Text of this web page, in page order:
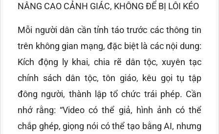
NÂNG CAO CẢNH GIÁC, KHÔNG ĐỂ BỊ LÔI KÉO
Mỗi người dân cần tỉnh táo trước các thông tin
trên không gian mạng, đặc biệt là các nội dung:
Kích động ly khai, chia rẽ dân tộc, xuyên tạc
chính sách dân tộc, tôn giáo, kêu gọi tụ tập
đông người, thành lập tổ chức trái phép. Cần
nhớ rằng: “Video có thể giả, hình ảnh có thể
chắp ghép, giọng nói có thể tạo bằng AI, nhưng